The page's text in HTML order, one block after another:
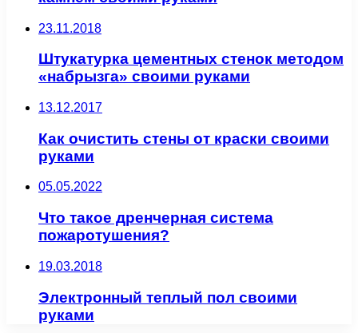
23.11.2018
Штукатурка цементных стенок методом
«набрызга» своими руками
13.12.2017
Как очистить стены от краски своими
руками
05.05.2022
Что такое дренчерная система
пожаротушения?
19.03.2018
Электронный теплый пол своими
руками